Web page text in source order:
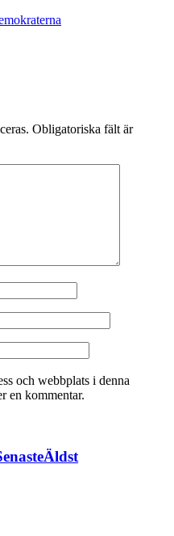
Obligatoriska fält är
och webbplats i denna
en kommentar.
Äldst